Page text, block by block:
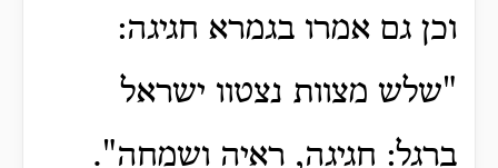
וכן גם אמרו בגמרא חגיגה:
"שלש מצוות נצטוו ישראל
ברגל: חגיגה, ראיה ושמחה".